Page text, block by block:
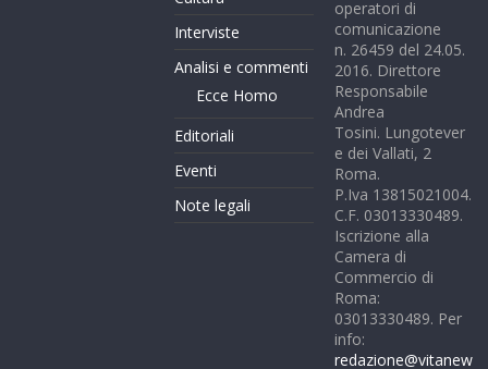
Interviste
Analisi e commenti
Ecce Homo
Editoriali
Eventi
Note legali
operatori di
comunicazione
n. 26459 del 24.05.
2016. Direttore
Responsabile
Andrea
Tosini. Lungotever
e dei Vallati, 2
Roma.
P.Iva 13815021004.
C.F. 03013330489.
Iscrizione alla
Camera di
Commercio di
Roma:
03013330489. Per
info:
redazione@vitanew